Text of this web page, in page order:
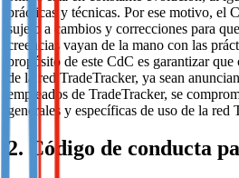
prácticas y técnicas. Por ese motivo, el
sujeto a cambios y correcciones para
creencias vayan de la mano con las
propósito de este CdC es garantizar
de la red TradeTracker, ya sean
empleados de TradeTracker, se
generales y específicas de uso de la red
2. Código de conducta